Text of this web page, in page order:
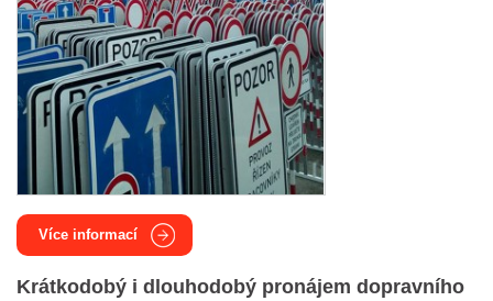
Více informací
Krátkodobý i dlouhodobý pronájem dopravního